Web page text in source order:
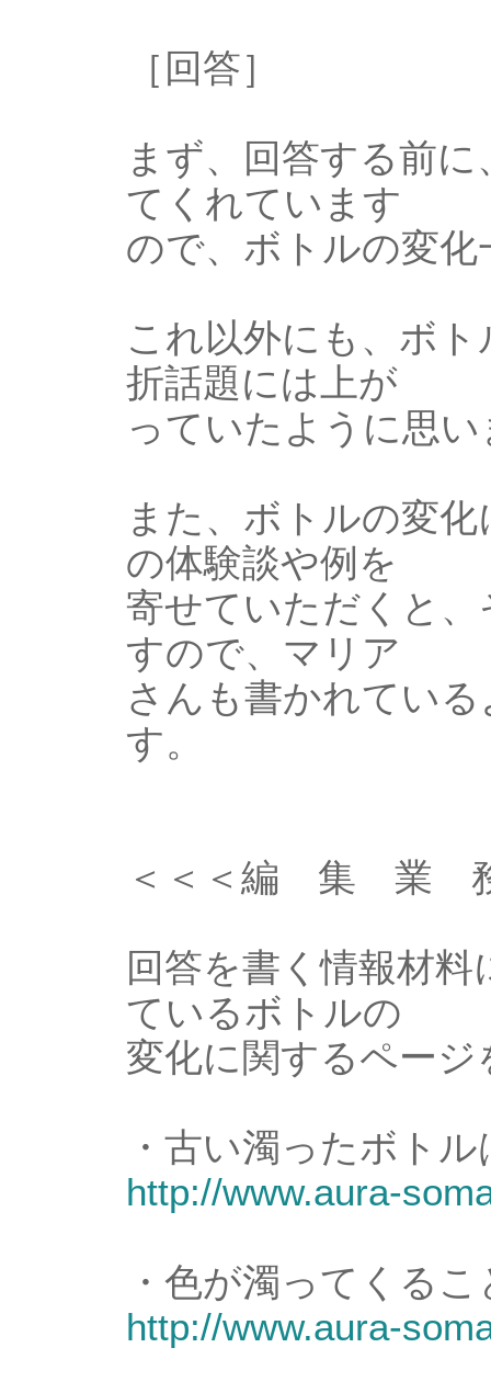
［回答］
まず、回答する前
てくれています
ので、ボトルの変
これ以外にも、ボ
折話題には上が
っていたように思
また、ボトルの変
の体験談や例を
寄せていただくと
すので、マリア
さんも書かれてい
す。
＜＜＜編 集 業
回答を書く情報材
ているボトルの
変化に関するペー
・古い濁ったボト
http://www.aura-
・色が濁ってくる
http://www.aura-